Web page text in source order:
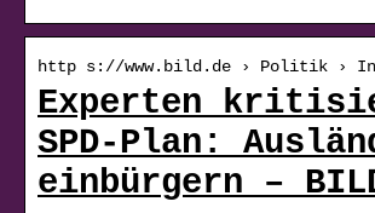
http s://www.bild.de › Politik ›
Experten
SPD-Plan:
einbürgern –